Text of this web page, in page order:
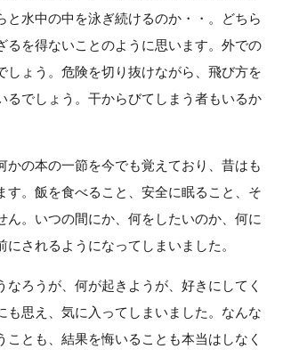
水中の中を泳ぎ続けるのか・・。どちら
を得ないことのように思います。外での
ょう。危険を切り抜けながら、飛び方を
でしょう。干からびてしまう者もいるか
かの本の一節を今でも覚えており、昔はも
。飯を食べること、安全に眠ること、そ
。いつの間にか、何をしたいのか、何に
されるようになってしまいました。
ろうが、何が起きようが、好きにしてく
思え、気に入ってしまいました。なんな
とも、結果を悔いることも本当はしなく